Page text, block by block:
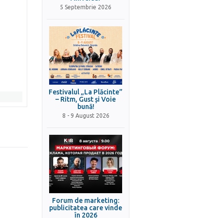
5 Septembrie 2026
Festivalul „La Plăcinte”
– Ritm, Gust și Voie
bună!
8 - 9 August 2026
Forum de marketing:
publicitatea care vinde
în 2026